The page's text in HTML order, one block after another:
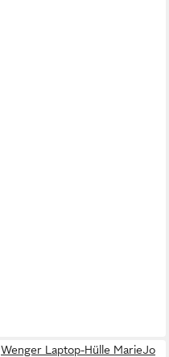
Wenger Laptop-Hülle MarieJo